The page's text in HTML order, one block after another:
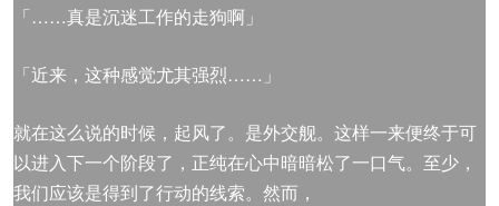
「……真是沉迷工作的走狗啊」
「近来，这种感觉尤其强烈……」
就在这么说的时候，起风了。是外交舰。这样一来便终于可
以进入下一个阶段了，正纯在心中暗暗松了一口气。至少，
我们应该是得到了行动的线索。然而，